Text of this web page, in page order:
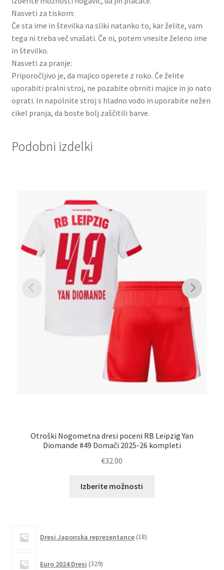
Nasveti za tiskom:
Če sta ime in številka na sliki natanko to, kar želite, vam
tega ni treba več vnašati. Če ni, potem vnesite želeno ime
in številko.
Nasveti za pranje:
Priporočljivo je, da majico operete z roko. Če želite
uporabiti pralni stroj, ne pozabite obrniti majice in jo nato
oprati. In napolnite stroj s hladno vodo in uporabite nežen
cikel pranja, da boste bolj zaščitili barve.
Podobni izdelki
Otroški Nogometna dresi poceni RB Leipzig Yan
Diomande #49 Domači 2025-26 kompleti
€32.00
Izberite možnosti
Dresi Japonska reprezentance 18izdelkov
Euro 2024 Dresi 329izdelkov